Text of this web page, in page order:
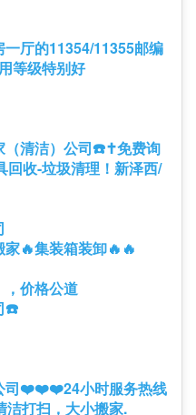
厅的11354/11355邮编
等级特别好
清洁）公司☎️✝️免费询
回收-垃圾清理！新泽西/
🔥集装箱装卸🔥🔥
，价格公道
☎️
❤️❤️❤️24小时服务热线
打扫，大小搬家.